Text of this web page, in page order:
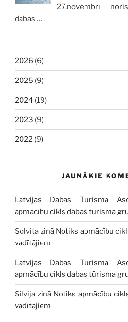
27.novembrī
dabas …
2026 (6)
2025 (9)
2024 (19)
2023 (9)
2022 (9)
JAUNĀKIE
Latvijas Dabas Tūrisma
apmācību cikls dabas tūrisma
Solvita ziņā Notiks apmācību
vadītājiem
Latvijas Dabas Tūrisma
apmācību cikls dabas tūrisma
Silvija ziņā Notiks apmācību
vadītājiem